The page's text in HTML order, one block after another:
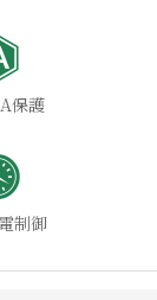
保護
制御